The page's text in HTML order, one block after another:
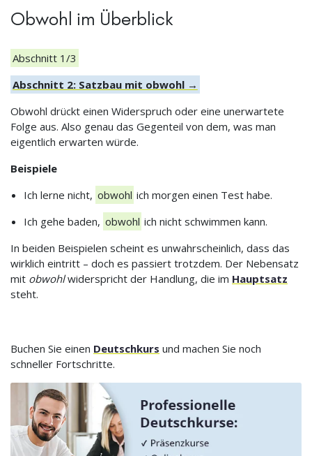
Obwohl im Überblick
Abschnitt 1/3
Abschnitt 2: Satzbau mit obwohl →
Obwohl drückt einen Widerspruch oder eine unerwartete
Folge aus. Also genau das Gegenteil von dem, was man
eigentlich erwarten würde.
Beispiele
Ich lerne nicht, obwohl ich morgen einen Test habe.
Ich gehe baden, obwohl ich nicht schwimmen kann.
In beiden Beispielen scheint es unwahrscheinlich, dass das
wirklich eintritt – doch es passiert trotzdem. Der Nebensatz
mit obwohlwiderspricht der Handlung, die im Hauptsatz
steht.
Buchen Sie einen Deutschkurs und machen Sie noch
schneller Fortschritte.